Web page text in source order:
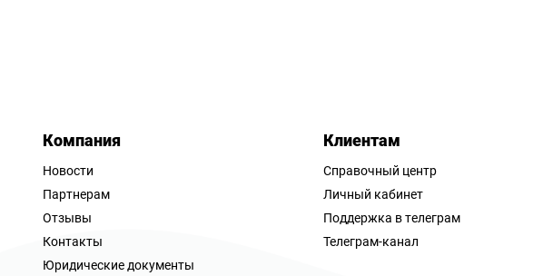
Компания
Новости
Партнерам
Отзывы
Контакты
Юридические документы
Клиентам
Справочный центр
Личный кабинет
Поддержка в телеграм
Телеграм-канал